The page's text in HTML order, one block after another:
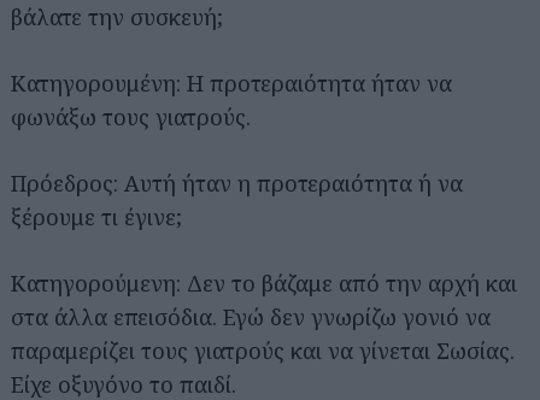
βάλατε την συσκευή;
Κατηγορουμένη: Η προτεραιότητα ήταν να
φωνάξω τους γιατρούς.
Πρόεδρος: Αυτή ήταν η προτεραιότητα ή να
ξέρουμε τι έγινε;
Κατηγορούμενη: Δεν το βάζαμε από την αρχή και
στα άλλα επεισόδια. Εγώ δεν γνωρίζω γονιό να
παραμερίζει τους γιατρούς και να γίνεται Σωσίας.
Είχε οξυγόνο το παιδί.